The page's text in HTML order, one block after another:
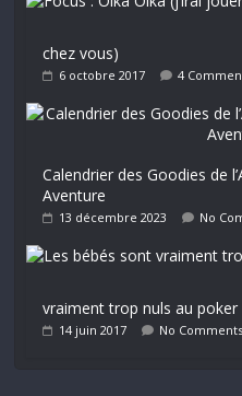
chez vous)
6 octobre 2017 4
Calendrier des Goodies de
Aventure
13 décembre 2023 No
vraiment trop nuls au poker
14 juin 2017 No Comments